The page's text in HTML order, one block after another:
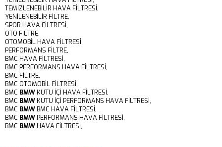
TEMİZLENEBİLİR HAVA FİLTRESİ,
YENİLENEBİLİR FİLTRE,
SPOR HAVA FİLTRESİ,
OTO FİLTRE,
OTOMOBİL HAVA FİLTRESİ,
PERFORMANS FİLTRE,
BMC HAVA FİLTRESİ,
BMC PERFORMANS HAVA FİLTRESİ,
BMC FİLTRE,
BMC OTOMOBİL FİLTRESİ,
BMC BMWKUTU İÇİ HAVA FİLTRESİ,
BMC BMWKUTU İÇİ PERFORMANS HAVA FİLTRESİ,
BMC BMWBMC HAVA FİLTRESİ,
BMC BMWPERFORMANS HAVA FİLTRESİ,
BMC BMWHAVA FİLTRESİ,